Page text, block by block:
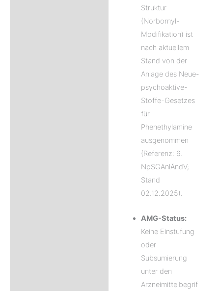
Struktur
(Norbornyl-
Modifikation) ist
nach aktuellem
Stand von der
Anlage des Neue-
psychoaktive-
Stoffe-Gesetzes
für
Phenethylamine
ausgenommen
(Referenz: 6.
NpSGAnlÄndV;
Stand
02.12.2025).
AMG-Status:
Keine Einstufung
oder
Subsumierung
unter den
Arzneimittelbegrif